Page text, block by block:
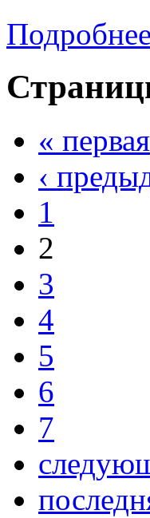
Подробнее
« первая
‹
1
2
3
4
5
6
7